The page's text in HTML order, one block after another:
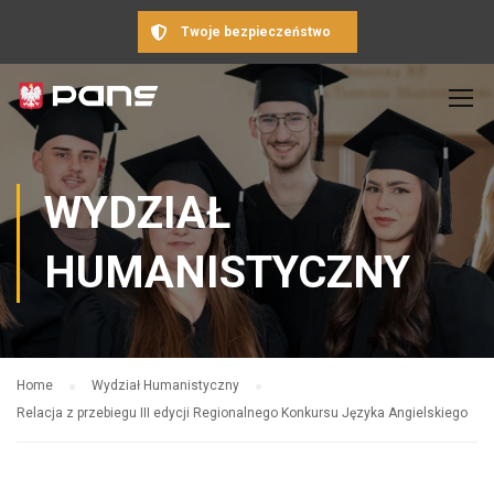
Twoje bezpieczeństwo
WYDZIAŁ
HUMANISTYCZNY
Home
Wydział Humanistyczny
Relacja z przebiegu III edycji Regionalnego Konkursu Języka Angielskiego